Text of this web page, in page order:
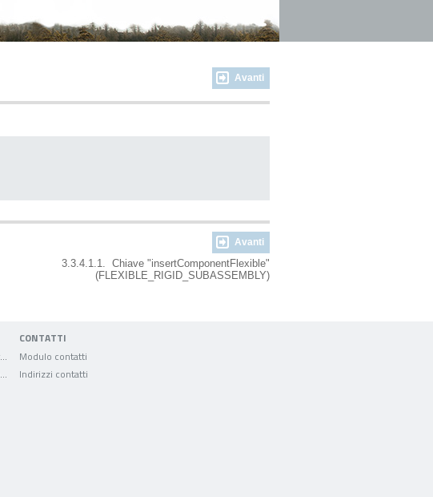
Avanti
Avanti
3.3.4.1.1. Chiave "insertComponentFlexible"
(FLEXIBLE_RIGID_SUBASSEMBLY)
3Dfindit - Motore di ricerca per dati CAD
CONTATTI
Modulo contatti
Indirizzi contatti